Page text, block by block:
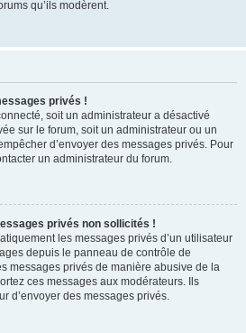
qu’ils modèrent.
privés !
soit un administrateur a désactivé
sur le forum, soit un administrateur ou un
d’envoyer des messages privés. Pour
un administrateur du forum.
privés non sollicités !
les messages privés d’un utilisateur
depuis le panneau de contrôle de
messages privés de manière abusive de la
ces messages aux modérateurs. Ils
d’envoyer des messages privés.